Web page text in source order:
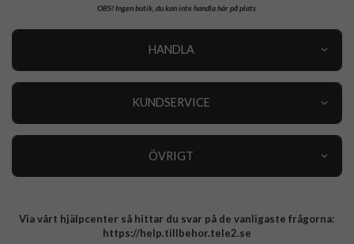
OBS!Ingen butik, du kan inte handla här på plats
HANDLA
KUNDSERVICE
ÖVRIGT
Integritetspolicy
Via vårt hjälpcenter så hittar du svar på de vanligaste frågorna:
https://help.tillbehor.tele2.se